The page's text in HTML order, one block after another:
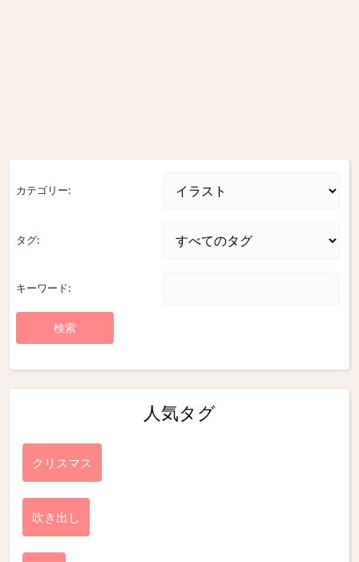
カテゴリー:
タグ:
キーワード:
人気タグ
クリスマス
吹き出し